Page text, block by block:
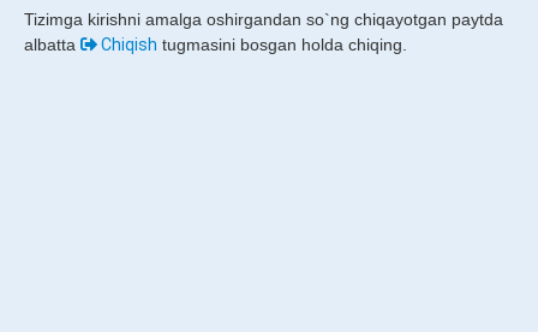
Tizimga kirishni amalga oshirgandan so`ng chiqayotgan paytda
albatta
Chiqish tugmasini bosgan holda chiqing.